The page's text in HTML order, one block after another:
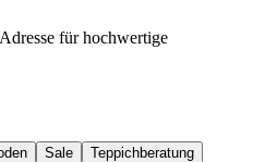
für hochwertige
Sale Teppichberatung